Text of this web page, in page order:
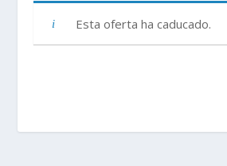
Esta oferta ha caducado.